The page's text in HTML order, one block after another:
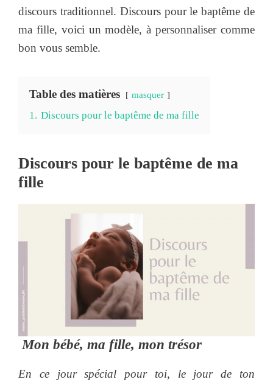
discours traditionnel. Discours pour le baptême de
ma fille, voici un modèle, à personnaliser comme
bon vous semble.
Table des matières masquer
1. Discours pour le baptême de ma fille
Discours pour le baptême de ma
fille
Mon bébé, ma fille, mon trésor
En ce jour spécial pour toi, le jour de ton